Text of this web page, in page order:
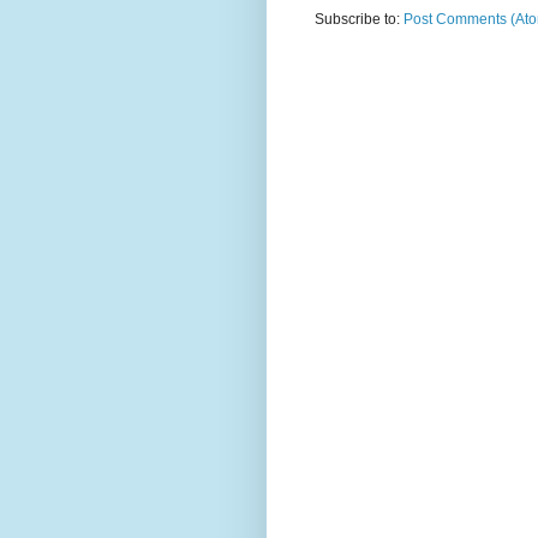
Subscribe to: Post Comments